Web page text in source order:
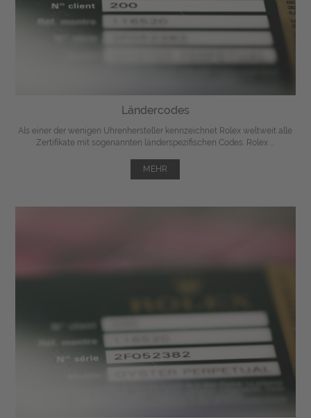
Ländercodes
Als einer der wenigen Uhrenhersteller kennzeichnet Rolex weltweit alle
Zertifikate mit sogenannten länderspezifischen Codes. Rolex ...
MEHR